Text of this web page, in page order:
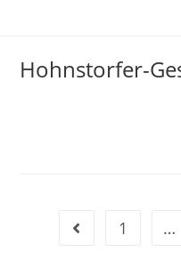
Hohnstorfer-
Gehe zur
1 …